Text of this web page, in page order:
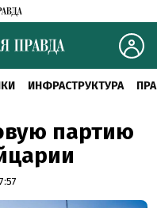
ИНФРАСТРУКТУРА
партию